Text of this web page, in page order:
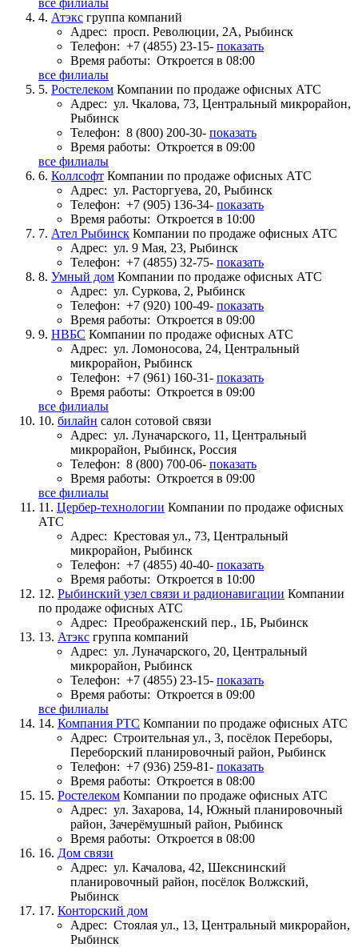
4. Атэкс группа компаний
Адрес: просп. Революции, 2А, Рыбинск
Телефон: +7 (4855) 23-15- показать
Время работы: Откроется в 08:00
все филиалы
5. Ростелеком Компании по продаже офисных АТС
Адрес: ул. Чкалова, 73, Центральный микрорайон,
Рыбинск
Телефон: 8 (800) 200-30- показать
Время работы: Откроется в 09:00
все филиалы
6. Коллсофт Компании по продаже офисных АТС
Адрес: ул. Расторгуева, 20, Рыбинск
Телефон: +7 (905) 136-34- показать
Время работы: Откроется в 10:00
7. Ател Рыбинск Компании по продаже офисных АТС
Адрес: ул. 9 Мая, 23, Рыбинск
Телефон: +7 (4855) 32-75- показать
8. Умный дом Компании по продаже офисных АТС
Адрес: ул. Суркова, 2, Рыбинск
Телефон: +7 (920) 100-49- показать
Время работы: Откроется в 09:00
9. НВБС Компании по продаже офисных АТС
Адрес: ул. Ломоносова, 24, Центральный
микрорайон, Рыбинск
Телефон: +7 (961) 160-31- показать
Время работы: Откроется в 09:00
все филиалы
10. билайн салон сотовой связи
Адрес: ул. Луначарского, 11, Центральный
микрорайон, Рыбинск, Россия
Телефон: 8 (800) 700-06- показать
Время работы: Откроется в 09:00
все филиалы
11. Цербер-технологии Компании по продаже офисных
АТС
Адрес: Крестовая ул., 73, Центральный
микрорайон, Рыбинск
Телефон: +7 (4855) 40-40- показать
Время работы: Откроется в 10:00
12. Рыбинский узел связи и радионавигации Компании
по продаже офисных АТС
Адрес: Преображенский пер., 1Б, Рыбинск
13. Атэкс группа компаний
Адрес: ул. Луначарского, 20, Центральный
микрорайон, Рыбинск
Телефон: +7 (4855) 23-15- показать
Время работы: Откроется в 09:00
все филиалы
14. Компания РТС Компании по продаже офисных АТС
Адрес: Строительная ул., 3, посёлок Переборы,
Переборский планировочный район, Рыбинск
Телефон: +7 (936) 259-81- показать
Время работы: Откроется в 08:00
15. Ростелеком Компании по продаже офисных АТС
Адрес: ул. Захарова, 14, Южный планировочный
район, Зачерёмушный район, Рыбинск
Время работы: Откроется в 08:00
16. Дом связи
Адрес: ул. Качалова, 42, Шекснинский
планировочный район, посёлок Волжский,
Рыбинск
17. Конторский дом
Адрес: Стоялая ул., 13, Центральный микрорайон,
Рыбинск